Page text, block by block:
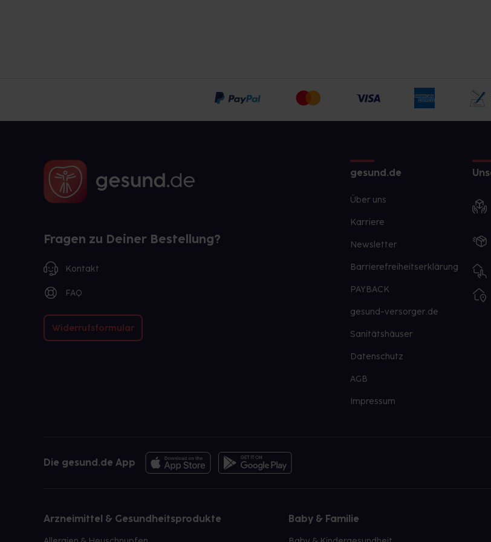
Fragen zu Deiner Bestellung?
Kontakt
FAQ
Widerrufsformular
gesund.de
Über uns
Karriere
Newsletter
Barrierefreiheitserklärung
PAYBACK
gesund-versorger.de
Sanitätshäuser
Datenschutz
AGB
Impressum
Die gesund.de App
Arzneimittel & Gesundheitsprodukte Baby & Familie